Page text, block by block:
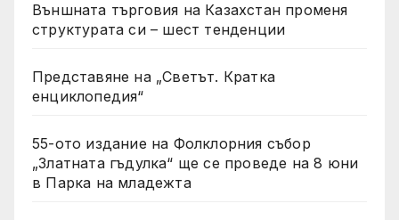
Външната търговия на Казахстан променя
структурата си – шест тенденции
Представяне на „Светът. Кратка
енциклопедия“
55-ото издание на Фолклорния събор
„Златната гъдулка“ ще се проведе на 8 юни
в Парка на младежта